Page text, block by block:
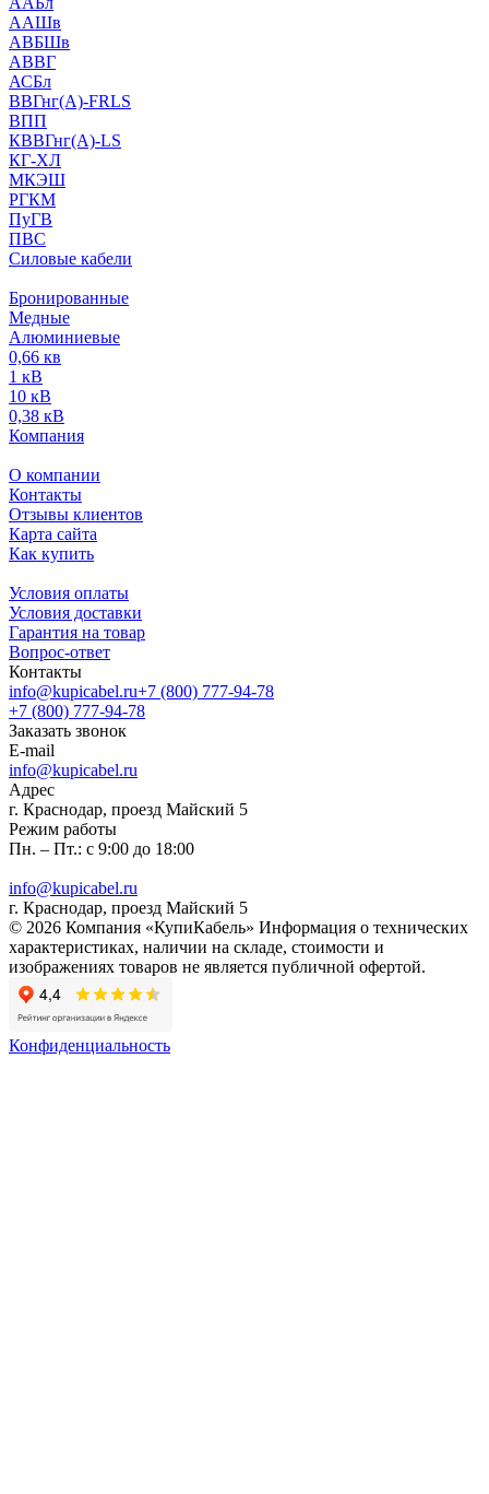
ААШв
АВБШв
АВВГ
АСБл
ВВГнг(А)-FRLS
ВПП
КВВГнг(А)-LS
КГ-ХЛ
МКЭШ
РГКМ
ПуГВ
ПВС
Силовые кабели
Бронированные
Медные
Алюминиевые
0,66 кв
1 кВ
10 кВ
0,38 кВ
Компания
О компании
Контакты
Отзывы клиентов
Карта сайта
Как купить
Условия оплаты
Условия доставки
Гарантия на товар
Вопрос-ответ
Контакты
info@kupicabel.ru+7 (800) 777-94-78
+7 (800) 777-94-78
Заказать звонок
E-mail
info@kupicabel.ru
Адрес
г. Краснодар, проезд Майский 5
Режим работы
Пн. – Пт.: с 9:00 до 18:00
info@kupicabel.ru
г. Краснодар, проезд Майский 5
© 2026 Компания «КупиКабель» Информация о технических
характеристиках, наличии на складе, стоимости и
изображениях товаров не является публичной офертой.
Конфиденциальность